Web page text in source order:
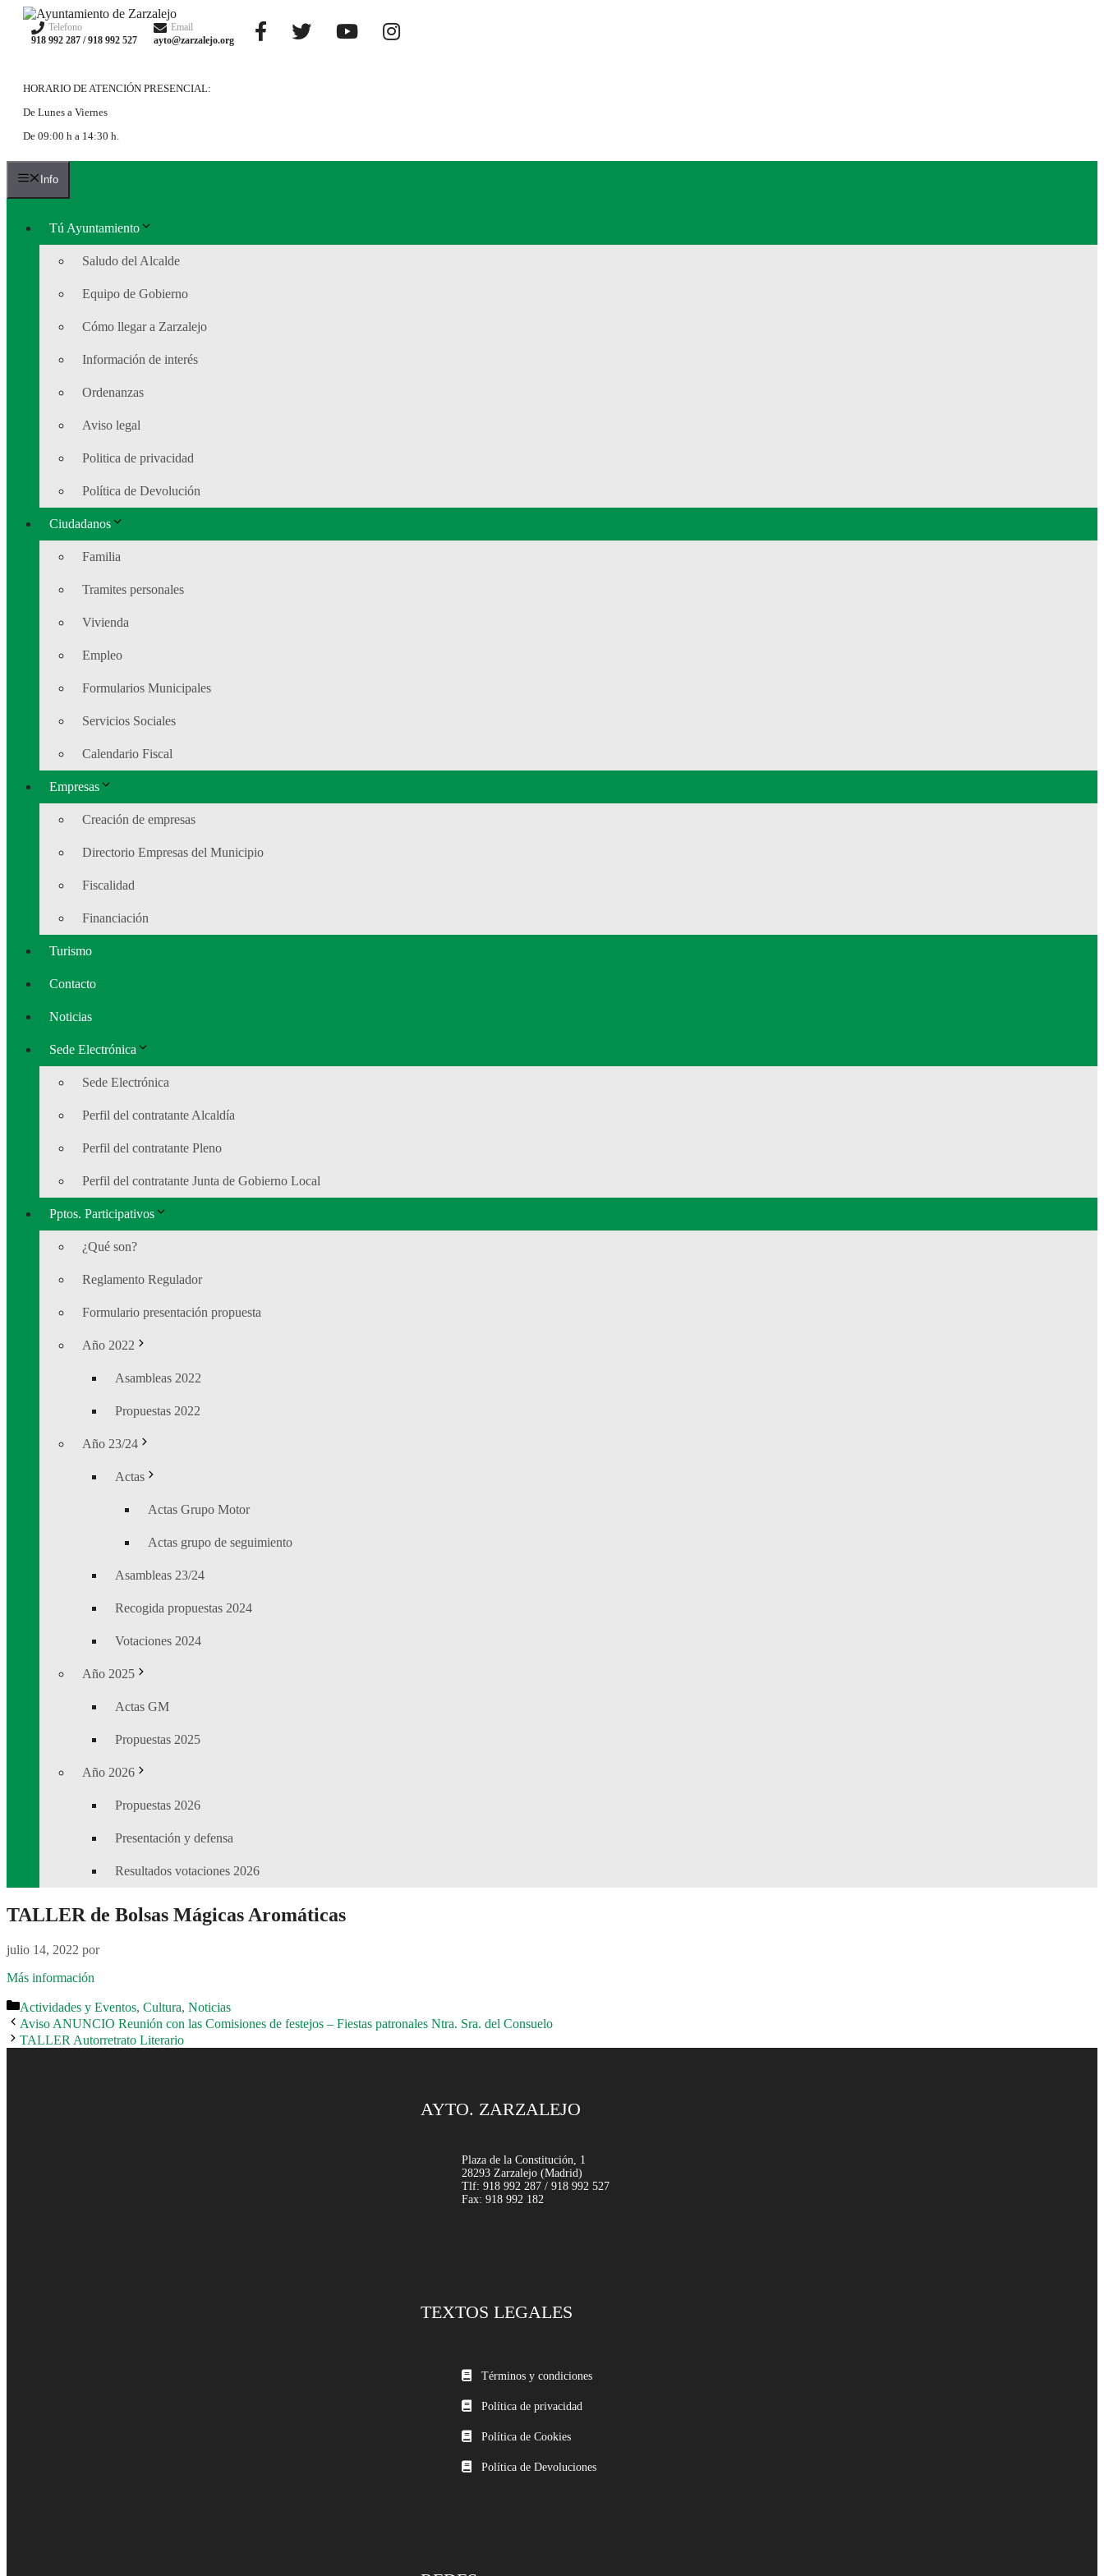
Saltar
contenido
Telefono
918 992 287 / 918 992 527
Email
ayto@zarzalejo.org
HORARIO DE ATENCIÓN PRESENCIAL:
De Lunes a Viernes
De 09:00 h a 14:30 h.
Info
Tú Ayuntamiento
Saludo del Alcalde
Equipo de Gobierno
Cómo llegar a Zarzalejo
Información de interés
Ordenanzas
Aviso legal
Politica de privacidad
Política de Devolución
Ciudadanos
Familia
Tramites personales
Vivienda
Empleo
Formularios Municipales
Servicios Sociales
Calendario Fiscal
Empresas
Creación de empresas
Directorio Empresas del Municipio
Fiscalidad
Financiación
Turismo
Contacto
Noticias
Sede Electrónica
Sede Electrónica
Perfil del contratante Alcaldía
Perfil del contratante Pleno
Perfil del contratante Junta de Gobierno Local
Pptos. Participativos
¿Qué son?
Reglamento Regulador
Formulario presentación propuesta
Año 2022
Asambleas 2022
Propuestas 2022
Año 23/24
Actas
Actas Grupo Motor
Actas grupo de seguimiento
Asambleas 23/24
Recogida propuestas 2024
Votaciones 2024
Año 2025
Actas GM
Propuestas 2025
Año 2026
Propuestas 2026
Presentación y defensa
Resultados votaciones 2026
TALLER de Bolsas Mágicas Aromáticas
julio 14, 2022 por
Más información
Categorías
Actividades y Eventos, Cultura, Noticias
Aviso ANUNCIO Reunión con las Comisiones de festejos – Fiestas patronales Ntra. Sra. del Consuelo
TALLER Autorretrato Literario
AYTO. ZARZALEJO
Plaza de la Constitución, 1
28293 Zarzalejo (Madrid)
Tlf: 918 992 287 / 918 992 527
Fax: 918 992 182
TEXTOS LEGALES
Términos y condiciones
Política de privacidad
Política de Cookies
Política de Devoluciones